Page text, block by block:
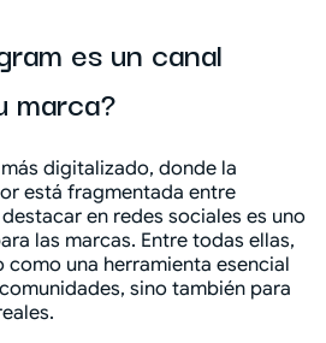
es un canal
marca?
digitalizado, donde la
está fragmentada entre
en redes sociales es uno
las marcas. Entre todas ellas,
como una herramienta esencial
sino también para